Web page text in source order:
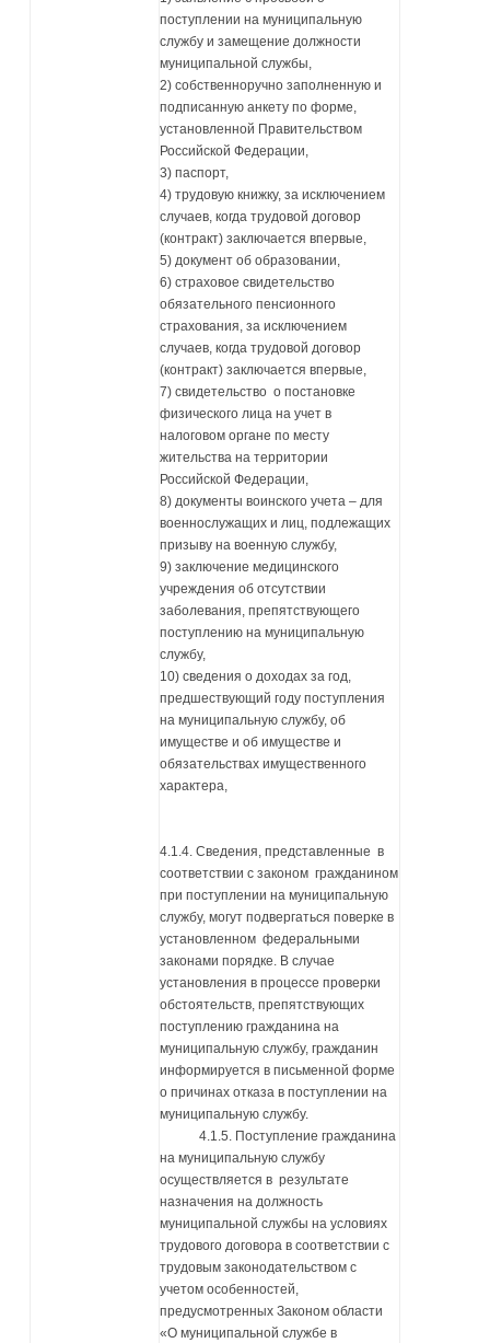
поступлении на муниципальную
службу и замещение должности
муниципальной службы,
2) собственноручно заполненную и
подписанную анкету по форме,
установленной Правительством
Российской Федерации,
3) паспорт,
4) трудовую книжку, за исключением
случаев, когда трудовой договор
(контракт) заключается впервые,
5) документ об образовании,
6) страховое свидетельство
обязательного пенсионного
страхования, за исключением
случаев, когда трудовой договор
(контракт) заключается впервые,
7) свидетельство о постановке
физического лица на учет в
налоговом органе по месту
жительства на территории
Российской Федерации,
8) документы воинского учета – для
военнослужащих и лиц, подлежащих
призыву на военную службу,
9) заключение медицинского
учреждения об отсутствии
заболевания, препятствующего
поступлению на муниципальную
службу,
10) сведения о доходах за год,
предшествующий году поступления
на муниципальную службу, об
имуществе и об имуществе и
обязательствах имущественного
характера,
4.1.4. Сведения, представленные в
соответствии с законом гражданином
при поступлении на муниципальную
службу, могут подвергаться поверке в
установленном федеральными
законами порядке. В случае
установления в процессе проверки
обстоятельств, препятствующих
поступлению гражданина на
муниципальную службу, гражданин
информируется в письменной форме
о причинах отказа в поступлении на
муниципальную службу.
4.1.5. Поступление гражданина
на муниципальную службу
осуществляется в результате
назначения на должность
муниципальной службы на условиях
трудового договора в соответствии с
трудовым законодательством с
учетом особенностей,
предусмотренных Законом области
«О муниципальной службе в